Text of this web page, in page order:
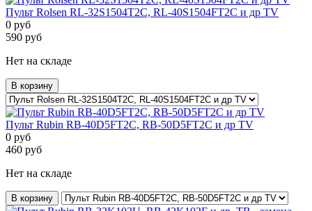
Пульт Rolsen RL-32S1504T2C, RL-40S1504FT2C и др TV
0 руб
590 руб
Нет на складе
В корзину
Пульт Rubin RB-40D5FT2C, RB-50D5FT2C и др TV
0 руб
460 руб
Нет на складе
В корзину